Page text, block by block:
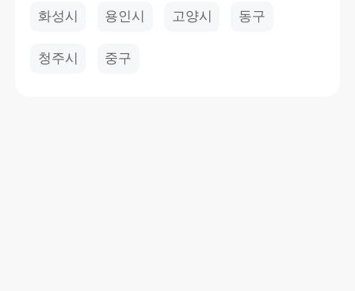
화성시 용인시 고양시 동구
청주시 중구